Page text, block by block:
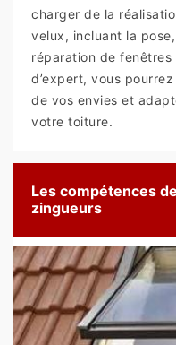
charger de la
velux, incluant la
réparation de
d’expert, vous
de vos envies et
votre toiture.
Les compétences
zingueurs